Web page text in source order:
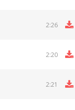
2:26
2:20
2:21